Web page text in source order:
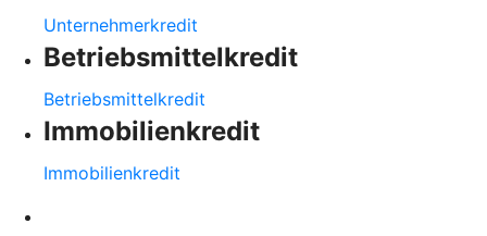
Unternehmerkredit
Betriebsmittelkredit
Betriebsmittelkredit
Immobilienkredit
Immobilienkredit